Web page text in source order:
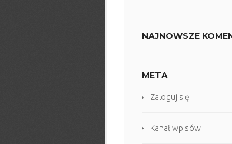
NAJNOWSZE
META
Zaloguj się
Kanał wpisów